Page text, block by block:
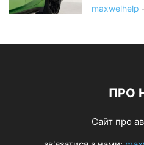
maxwelhelp
ПРО
Сайт про